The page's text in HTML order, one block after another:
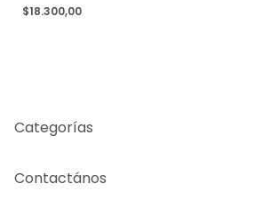
$18.300,00
Categorías
Contactános